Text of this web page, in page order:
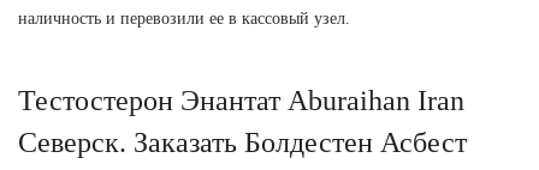
наличность и перевозили ее в кассовый узел.
Тестостерон Энантат Aburaihan Iran
Северск. Заказать Болдестен Асбест